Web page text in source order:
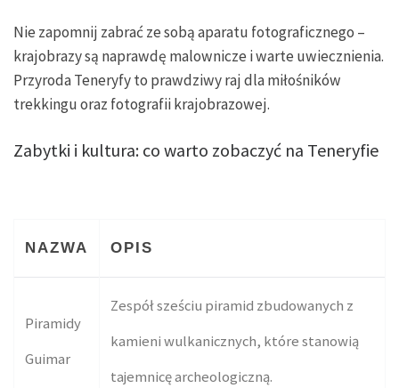
Nie zapomnij zabrać ze sobą aparatu fotograficznego –
krajobrazy są naprawdę malownicze i warte uwiecznienia.
Przyroda Teneryfy to prawdziwy raj dla miłośników
trekkingu oraz fotografii krajobrazowej.
Zabytki i kultura: co warto zobaczyć na Teneryfie
NAZWA OPIS
Piramidy
Guimar
Zespół sześciu piramid zbudowanych z
kamieni wulkanicznych, które stanowią
tajemnicę archeologiczną.